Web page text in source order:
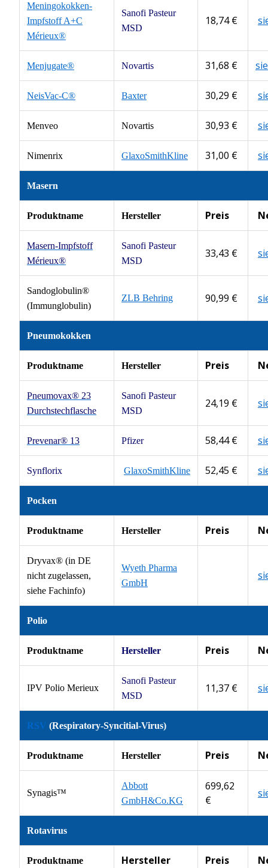
Meningokokken-
Impfstoff A+C
Mérieux®
Sanofi Pasteur
MSD
18,74 €
Menjugate® Novartis 31,68 €
NeisVac-C® Baxter 30,29 €
Menveo Novartis 30,93 €
Nimenrix GlaxoSmithKline 31,00 €
Masern
Produktname Hersteller Preis
Masern-Impfstoff
Mérieux®
Sanofi Pasteur
MSD
33,43 €
Sandoglobulin®
(Immunglobulin)
ZLB Behring 90,99 €
Pneumokokken
Produktname Hersteller Preis
Pneumovax® 23
Durchstechflasche
Sanofi Pasteur
MSD
24,19 €
Prevenar® 13 Pfizer 58,44 €
Synflorix GlaxoSmithKline 52,45 €
Pocken
Produktname Hersteller Preis
Dryvax® (in DE
nicht zugelassen,
siehe Fachinfo)
Wyeth Pharma
GmbH
Polio
Produktname Hersteller Preis
IPV Polio Merieux
Sanofi Pasteur
MSD
11,37 €
RSV (Respiratory-Syncitial-Virus)
Produktname Hersteller Preis
Synagis™
Abbott
GmbH&Co.KG
699,62
€
Rotavirus
Produktname Hersteller Preis